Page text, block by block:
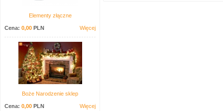
Elementy złączne
Cena: 0,00 PLN Więcej
Boże Narodzenie sklep
Cena: 0,00 PLN Więcej